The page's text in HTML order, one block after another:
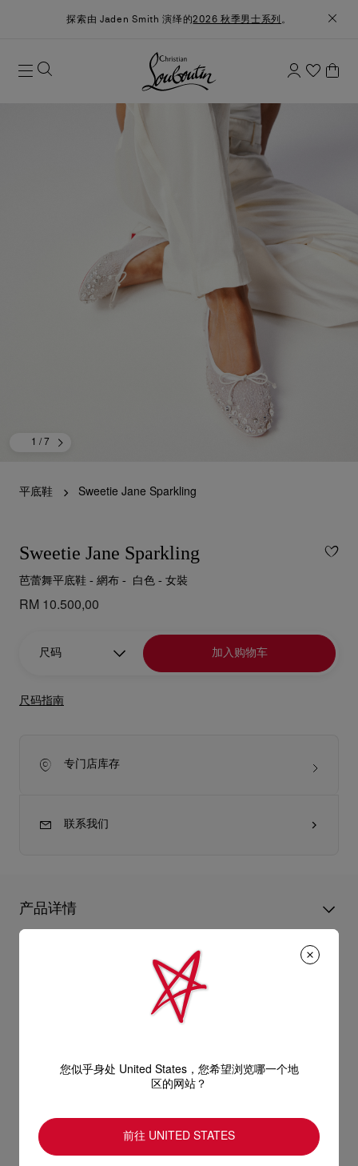
探索由 Jaden Smith 演绎的2026 秋季男士系列 。
1 / 7
平底鞋 Sweetie Jane Sparkling
Sweetie Jane Sparkling
芭蕾舞平底鞋 - 網布 - 白色 - 女裝
RM 10.500,00
尺码 加入购物车
尺码指南
专门店库存
联系我们
产品详情
Sweetie Jane Sparkling芭蕾舞平底鞋以白色网布和欧根纱制造，
鞋头略圆，展现脱俗魅力。来自婚嫁系列的设计在鞋头添上精致
的小蝴蝶结，并以手工镶嵌水晶点缀鞋面，夺目迷人。婚嫁系列
款式以Christian Louboutin标志和爱心图案点缀鞋垫。
您心仪的设计耐用经年。 请小心护理闪亮皮革产品，以免品质受
损。 产品保养
送货
您似乎身处 United States，您希望浏览哪一个地
区的网站？
前往 UNITED STATES